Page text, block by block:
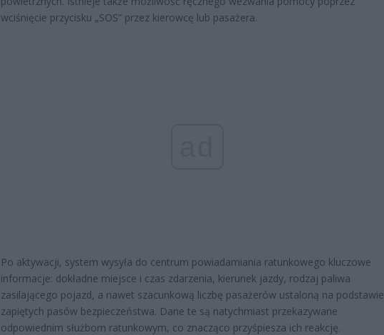
wciśnięcie przycisku „SOS” przez kierowcę lub pasażera.
Po aktywacji, system wysyła do centrum powiadamiania ratunkowego kluczowe
informacje: dokładne miejsce i czas zdarzenia, kierunek jazdy, rodzaj paliwa
zasilającego pojazd, a nawet szacunkową liczbę pasażerów ustaloną na podstawie
zapiętych pasów bezpieczeństwa. Dane te są natychmiast przekazywane
odpowiednim służbom ratunkowym, co znacząco przyśpiesza ich reakcję.